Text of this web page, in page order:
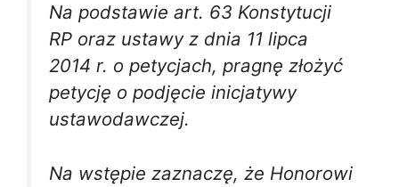
Na podstawie art. 63 Konstytucji
RP oraz ustawy z dnia 11 lipca
2014 r. o petycjach, pragnę złożyć
petycję o podjęcie inicjatywy
ustawodawczej.
Na wstępie zaznaczę, że Honorowi